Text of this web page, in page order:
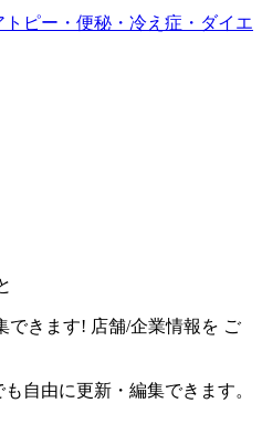
ピー・便秘・冷え症・ダイエ
できます! 店舗/企業情報を ご
自由に更新・編集できます。